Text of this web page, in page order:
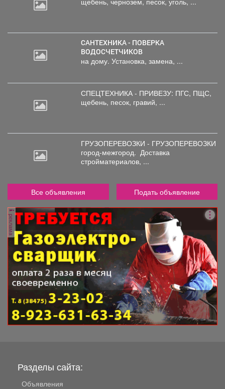
САНТЕХНИКА - ПОВЕРКА
ВОДОСЧЕТЧИКОВ
на дому. Установка, замена, ...
СПЕЦТЕХНИКА - ПРИВЕЗУ: ПГС, ПЩС,
щебень, песок, гравий, ...
ГРУЗОПЕРЕВОЗКИ - ГРУЗОПЕРЕВОЗКИ
город-межгород. Доставка
стройматериалов, ...
Все объявления Подать объявление
реклама
Разделы сайта:
Объявления